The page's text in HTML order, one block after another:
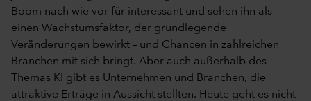
Boom nach wie vor für interessant und sehen ihn als
einen Wachstumsfaktor, der grundlegende
Veränderungen bewirkt – und Chancen in zahlreichen
Branchen mit sich bringt. Aber auch außerhalb des
Themas KI gibt es Unternehmen und Branchen, die
attraktive Erträge in Aussicht stellten. Heute geht es nicht